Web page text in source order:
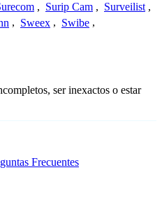
, Surip Cam , Surveilist ,
, Sweex , Swibe ,
ser inexactos o estar
Frecuentes